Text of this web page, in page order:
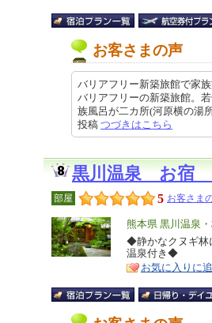
お客さまの声
バリアフリー新築旅館で家
バリアフリーの新築旅館。
族風呂が二カ所(河原横の
投稿 つづきはこちら
黒川温泉 お宿
部屋 5 お客さま
エ
リ
ア
熊本県 黒川温泉
特
徴
◆静かなクヌギ林
温泉付き◆
お気に入りに